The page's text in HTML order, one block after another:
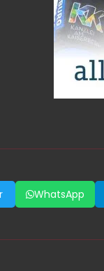
WhatsApp